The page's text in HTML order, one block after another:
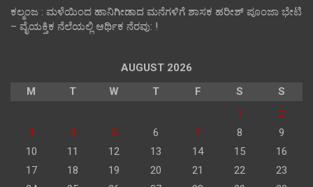
ಕಲ್ಮಂಜ : ಮಳೆಯಿಂದ ಹಾನಿಗೀಡಾದ ಮನೆಗಳಿಗೆ ಶಾಸಕ ಹರೀಶ್ ಪೂಂಜಾ ಭೇಟಿ
– ವೈಯಕ್ತಿಕ ನೆಲೆಯಲ್ಲಿ ಆರ್ಥಿಕ‌ ನೆರವು: !
AUGUST 2026
M
T W T F S
S
1
2
3
4 5 6 7 8
9
10
11 12 13 14 15
16
17
18 19 20 21 22
23